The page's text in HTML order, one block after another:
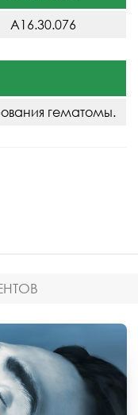
A16.30.076
гематомы.